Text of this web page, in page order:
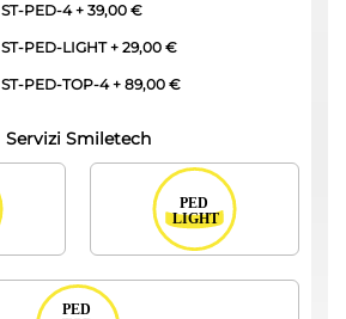
ST-PED-4+ 39,00 €
ST-PED-LIGHT+ 29,00 €
ST-PED-TOP-4+ 89,00 €
Servizi Smiletech